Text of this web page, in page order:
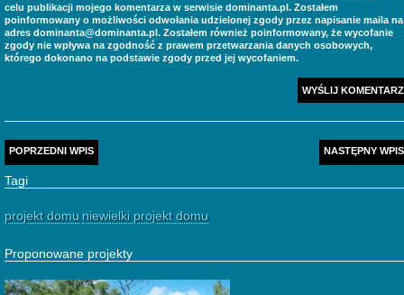
celu publikacji mojego komentarza w serwisie dominanta.pl. Zostałem
poinformowany o możliwości odwołania udzielonej zgody przez napisanie maila na
adres dominanta@dominanta.pl. Zostałem również poinformowany, że wycofanie
zgody nie wpływa na zgodność z prawem przetwarzania danych osobowych,
którego dokonano na podstawie zgody przed jej wycofaniem.
POPRZEDNI WPIS NASTĘPNY WPIS
Tagi
projekt domu niewielki projekt domu
Proponowane projekty